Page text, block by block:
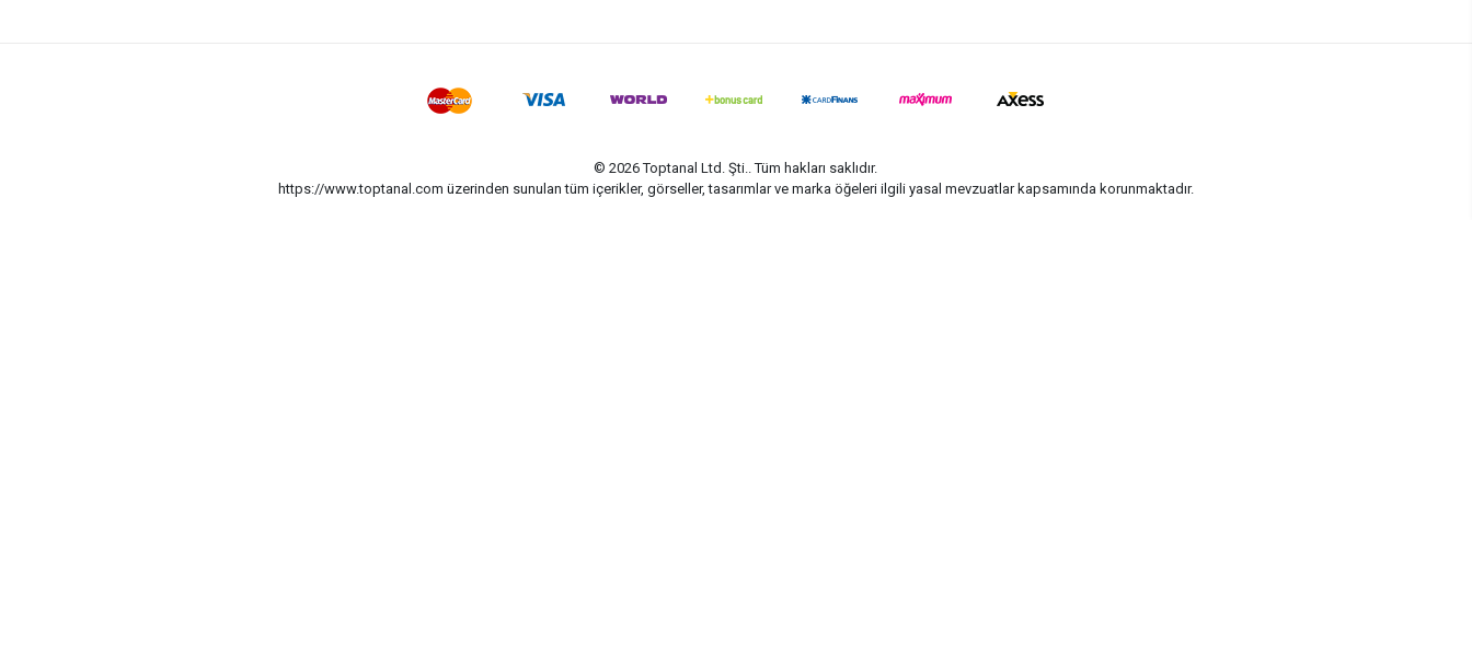
© 2026 Toptanal Ltd. Şti.. Tüm hakları saklıdır.
https://www.toptanal.com üzerinden sunulan tüm içerikler, görseller, tasarımlar ve marka öğeleri ilgili yasal mevzuatlar kapsamında korunmaktadır.